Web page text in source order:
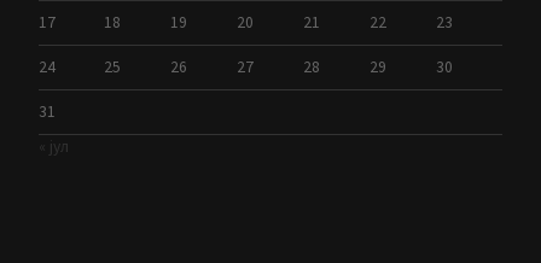
17 18 19 20 21 22 23
24 25 26 27 28 29 30
31
« јул